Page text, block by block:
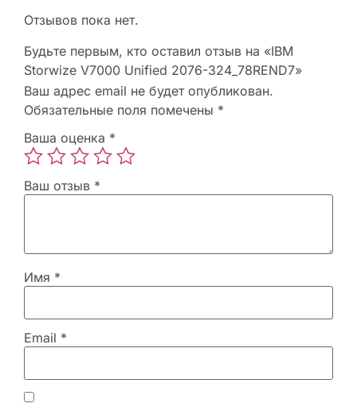
Отзывов пока нет.
Будьте первым, кто оставил отзыв на «IBM
Storwize V7000 Unified 2076-324_78REND7»
Ваш адрес email не будет опубликован.
Обязательные поля помечены *
Ваша оценка *
Ваш отзыв *
Имя *
Email *